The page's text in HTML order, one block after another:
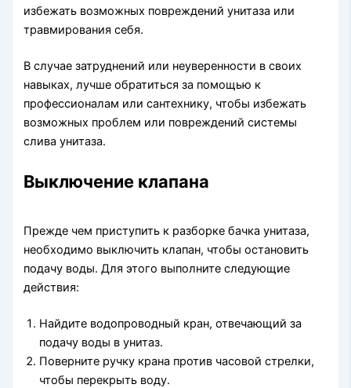
избежать возможных повреждений унитаза или
травмирования себя.
В случае затруднений или неуверенности в своих
навыках, лучше обратиться за помощью к
профессионалам или сантехнику, чтобы избежать
возможных проблем или повреждений системы
слива унитаза.
Выключение клапана
Прежде чем приступить к разборке бачка унитаза,
необходимо выключить клапан, чтобы остановить
подачу воды. Для этого выполните следующие
действия:
Найдите водопроводный кран, отвечающий за
подачу воды в унитаз.
Поверните ручку крана против часовой стрелки,
чтобы перекрыть воду.